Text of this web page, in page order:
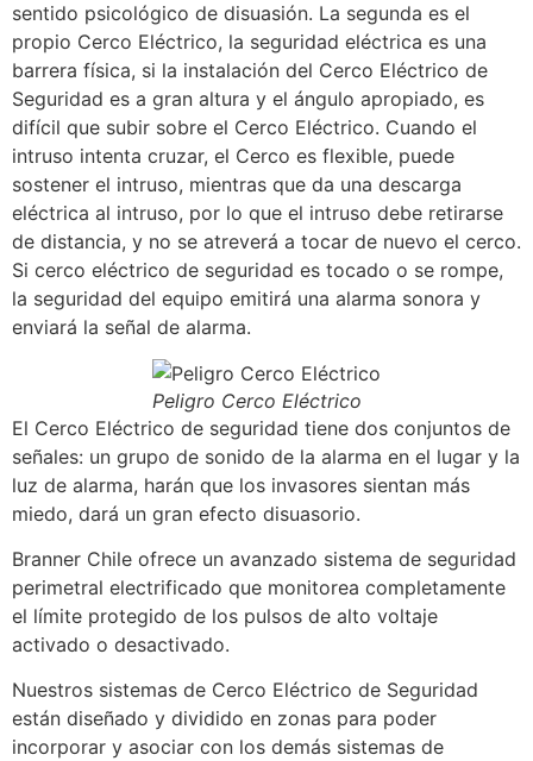
sentido psicológico de disuasión. La segunda es el
propio Cerco Eléctrico, la seguridad eléctrica es una
barrera física, si la instalación del Cerco Eléctrico de
Seguridad es a gran altura y el ángulo apropiado, es
difícil que subir sobre el Cerco Eléctrico. Cuando el
intruso intenta cruzar, el Cerco es flexible, puede
sostener el intruso, mientras que da una descarga
eléctrica al intruso, por lo que el intruso debe retirarse
de distancia, y no se atreverá a tocar de nuevo el cerco.
Si cerco eléctrico de seguridad es tocado o se rompe,
la seguridad del equipo emitirá una alarma sonora y
enviará la señal de alarma.
Peligro Cerco Eléctrico
El Cerco Eléctrico de seguridad tiene dos conjuntos de
señales: un grupo de sonido de la alarma en el lugar y la
luz de alarma, harán que los invasores sientan más
miedo, dará un gran efecto disuasorio.
Branner Chile ofrece un avanzado sistema de seguridad
perimetral electrificado que monitorea completamente
el límite protegido de los pulsos de alto voltaje
activado o desactivado.
Nuestros sistemas de Cerco Eléctrico de Seguridad
están diseñado y dividido en zonas para poder
incorporar y asociar con los demás sistemas de